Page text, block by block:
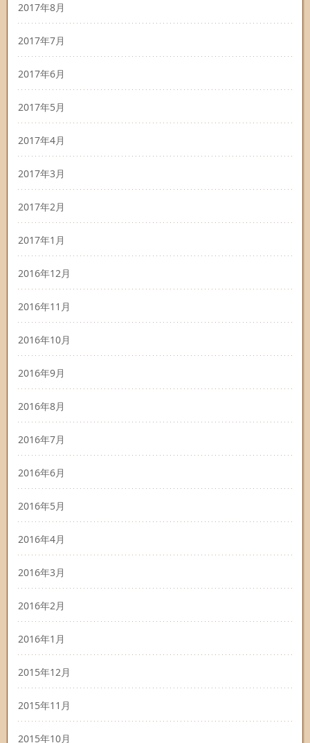
2017年8月
2017年7月
2017年6月
2017年5月
2017年4月
2017年3月
2017年2月
2017年1月
2016年12月
2016年11月
2016年10月
2016年9月
2016年8月
2016年7月
2016年6月
2016年5月
2016年4月
2016年3月
2016年2月
2016年1月
2015年12月
2015年11月
2015年10月